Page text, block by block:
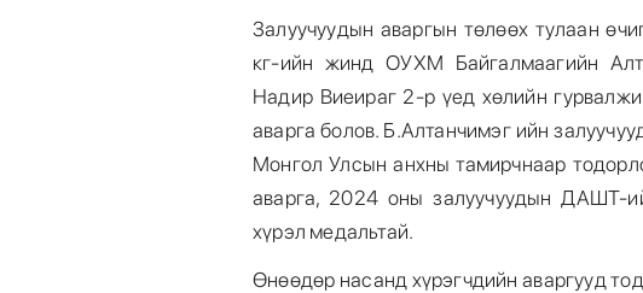
Залуучуудын аваргын төлөөх тулаан
кг-ийн жинд ОУХМ Байгалмаагийн
Надир Виеираг 2-р үед хөлийн
аварга болов. Б.Алтанчимэг ийн
Монгол Улсын анхны тамирчнаар
аварга, 2024 оны залуучуудын ДАШТ-
хүрэл медальтай.
Өнөөдөр насанд хүрэгчдийн аваргууд